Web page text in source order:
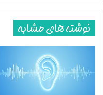
نوشته های مشابه